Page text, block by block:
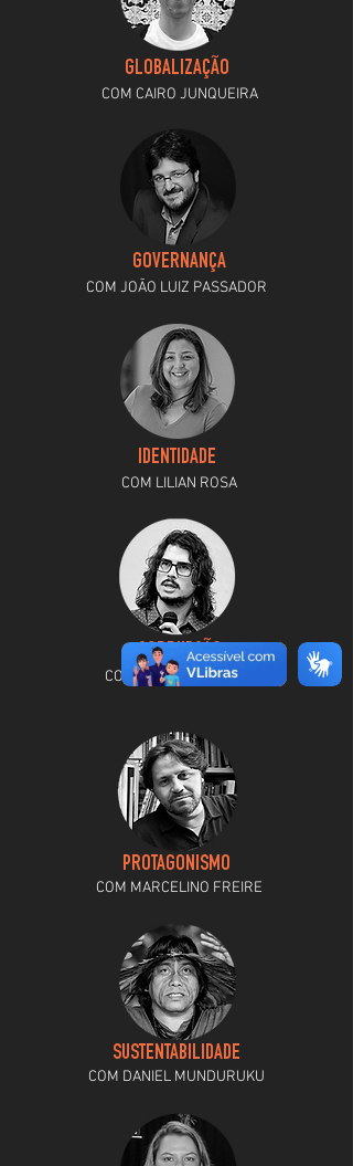
GLOBALIZAÇÃO
COM CAIRO JUNQUEIRA
GOVERNANÇA
COM JOÃO LUIZ PASSADOR
IDENTIDADE
COM LILIAN ROSA
CORRUPÇÃO
COM CRISTIANO PAVINI
PROTAGONISMO
COM MARCELINO FREIRE
SUSTENTABILIDADE
COM DANIEL MUNDURUKU